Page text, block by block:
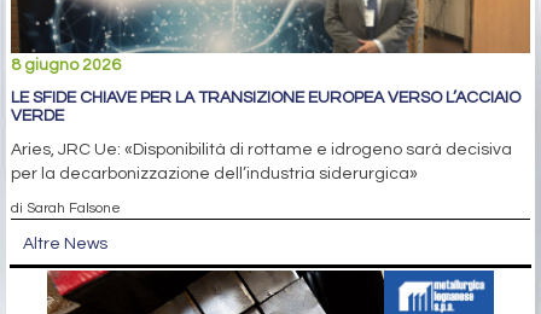
8 giugno 2026
LE SFIDE CHIAVE PER LA TRANSIZIONE EUROPEA VERSO L’ACCIAIO
VERDE
Aries, JRC Ue: «Disponibilità di rottame e idrogeno sarà decisiva
per la decarbonizzazione dell’industria siderurgica»
di Sarah Falsone
Altre News